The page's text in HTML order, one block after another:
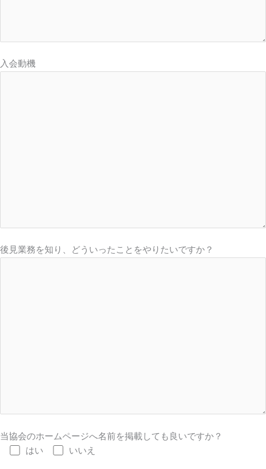
入会動機
後見業務を知り、どういったことをやりたいですか？
当協会のホームページへ名前を掲載しても良いですか？
はい
いいえ